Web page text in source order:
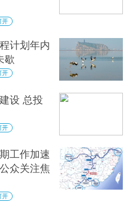
开
计划年内
歇
开
设 总投
开
工作加速
众关注焦
开